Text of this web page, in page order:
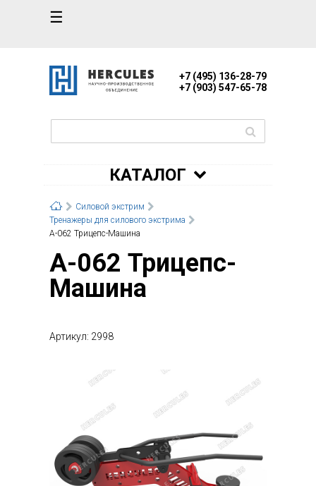
☰
+7 (495) 136-28-79
+7 (903) 547-65-78
КАТАЛОГ
Силовой экстрим
Тренажеры для силового экстрима
А-062 Трицепс-Машина
А-062 Трицепс-
Машина
Артикул: 2998